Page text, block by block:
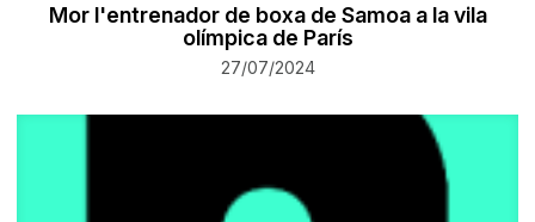
Mor l'entrenador de boxa de Samoa a la vila
olímpica de París
27/07/2024